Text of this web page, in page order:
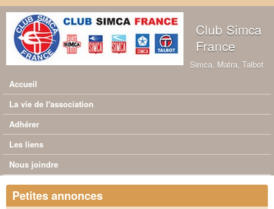
Aller au contenu principal
Club Simca
France
Simca, Matra, Talbot
Menu principal
Accueil
La vie de l'association
Adhérer
Les liens
Nous joindre
Petites annonces